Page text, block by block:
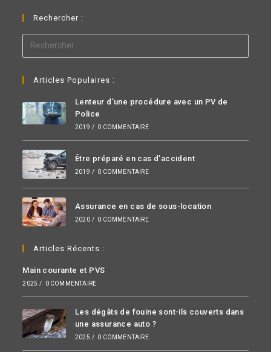
Rechercher :
Articles Populaires :
Lenteur d’une procédure avec un PV de
Police
2019 / 0 COMMENTAIRE
Être préparé en cas d’accident
2019 / 0 COMMENTAIRE
Assurance en cas de sous-location
2020 / 0 COMMENTAIRE
Articles Récents :
Main courante et PVS
2025 / 0 COMMENTAIRE
Les dégâts de fouine sont-ils couverts dans
une assurance auto ?
2025 / 0 COMMENTAIRE